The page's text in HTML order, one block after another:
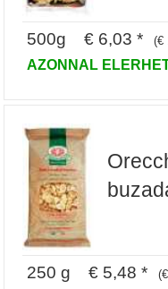
500g € 6,03 * (€
AZONNAL
250 g € 5,48 *